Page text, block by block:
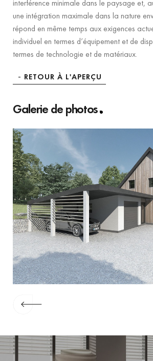
interférence minimale dans le paysage et,
une intégration maximale dans la nature
répond en même temps aux exigences
individuel en termes d’équipement et de
termes de technologie et de matériaux.
RETOUR À L'APERÇU
Galerie de photos